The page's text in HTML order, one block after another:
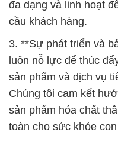
đa dạng và linh hoạt
cầu khách hàng.
3. **Sự phát triển và
luôn nỗ lực để thúc
sản phẩm và dịch vụ
Chúng tôi cam kết
sản phẩm hóa chất
toàn cho sức khỏe